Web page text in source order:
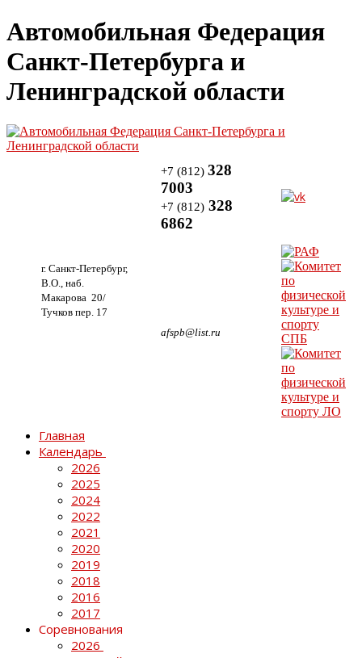
Автомобильная Федерация
Санкт-Петербурга и
Ленинградской области
г. Санкт-Петербург,
В.О., наб.
Макарова 20/
Тучков пер. 17
+7 (812) 328
7003
+7 (812) 328
6862
afspb@list.ru
Главная
Календарь
2026
2025
2024
2022
2021
2020
2019
2018
2016
2017
Соревнования
2026